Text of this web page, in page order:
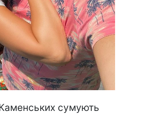
сумують